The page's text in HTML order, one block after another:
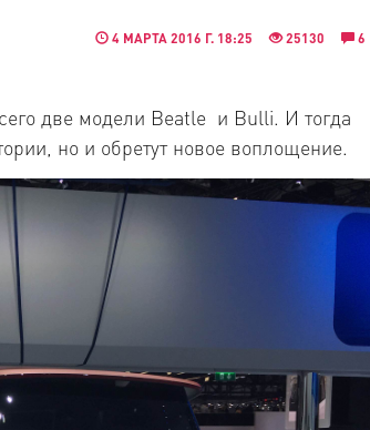
4 МАРТА 2016 Г. 18:25 25130 6
две модели Beatle и Bulli. И тогда
но и обретут новое воплощение.